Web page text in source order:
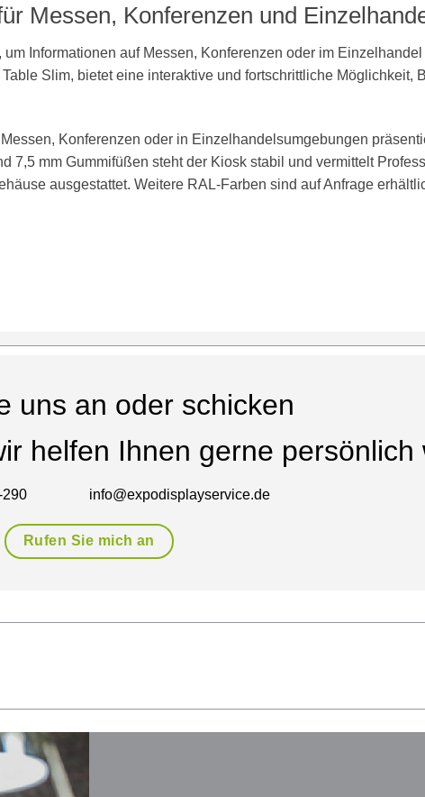
Messen, Konferenzen und
Informationen auf Messen, Konferenzen oder im
Slim, bietet eine interaktive und fortschrittliche Möglichkeit,
Konferenzen oder in Einzelhandelsumgebungen
7,5 mm Gummifüßen steht der Kiosk stabil und vermittelt
ausgestattet. Weitere RAL-Farben sind auf Anfrage
uns an oder schicken
helfen Ihnen gerne persönlich
290 info@expodisplayservice.de
Rufen Sie mich an